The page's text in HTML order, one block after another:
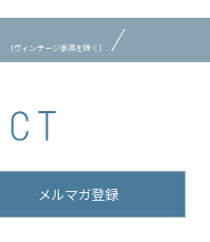
（ヴィンテージ家具を除く）
メルマガ登録